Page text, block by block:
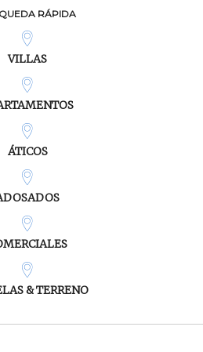
RÁPIDA
VILLAS
ÁTICOS
& TERRENO